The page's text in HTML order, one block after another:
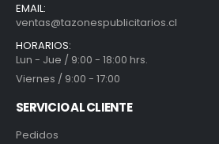
EMAIL:
ventas@tazonespublicitarios.cl
HORARIOS:
Lun - Jue / 9:00 - 18:00 hrs.
Viernes / 9:00 - 17:00
SERVICIO AL CLIENTE
Pedidos